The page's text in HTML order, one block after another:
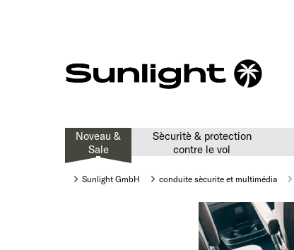
Noveau &
Sale
Sècuritè & protection
contre le vol
Sunlight GmbH conduite sècurite et multimédia